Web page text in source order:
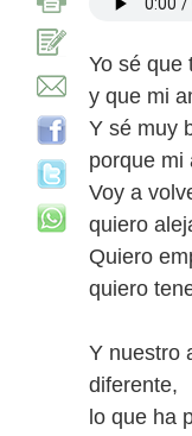
Yo sé que
y que mi
Y sé muy
porque mi
Voy a
quiero
Quiero
quiero
Y nuestro
diferente,
lo que ha